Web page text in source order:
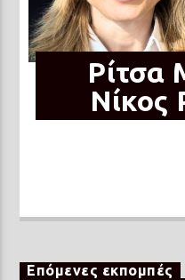
Ρίτσα
Νίκος
Επόμενες εκπομπές